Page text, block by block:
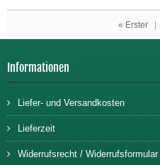
« Erster |
Informationen
Liefer- und Versandkosten
Lieferzeit
Widerrufsrecht / Widerrufsformular